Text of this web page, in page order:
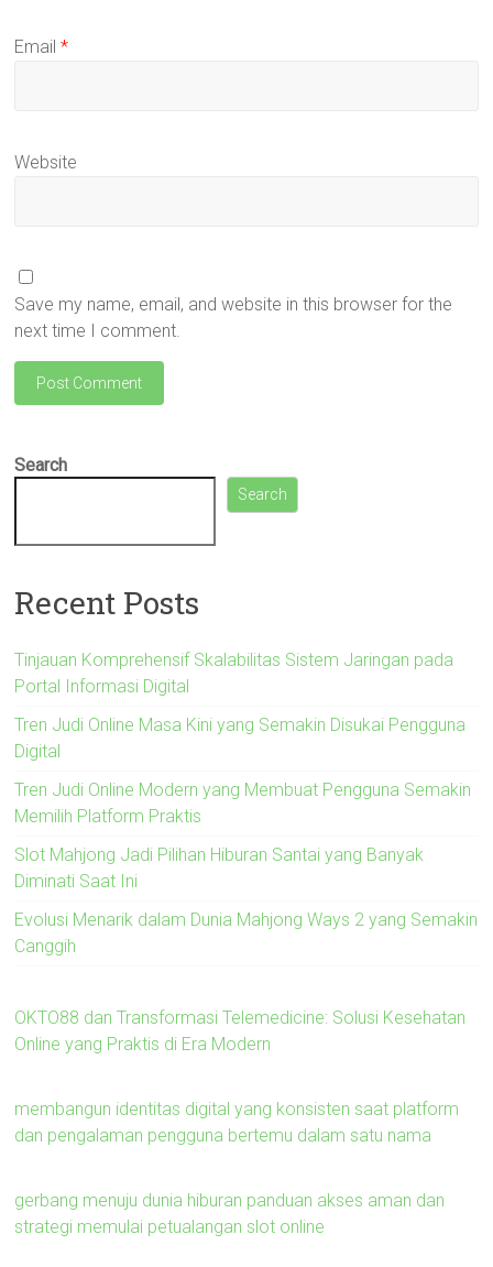
Email*
Website
Save my name, email, and website in this browser for the
next time I comment.
Search
Search
Recent Posts
Tinjauan Komprehensif Skalabilitas Sistem Jaringan pada
Portal Informasi Digital
Tren Judi Online Masa Kini yang Semakin Disukai Pengguna
Digital
Tren Judi Online Modern yang Membuat Pengguna Semakin
Memilih Platform Praktis
Slot Mahjong Jadi Pilihan Hiburan Santai yang Banyak
Diminati Saat Ini
Evolusi Menarik dalam Dunia Mahjong Ways 2 yang Semakin
Canggih
OKTO88 dan Transformasi Telemedicine: Solusi Kesehatan
Online yang Praktis di Era Modern
membangun identitas digital yang konsisten saat platform
dan pengalaman pengguna bertemu dalam satu nama
gerbang menuju dunia hiburan panduan akses aman dan
strategi memulai petualangan slot online